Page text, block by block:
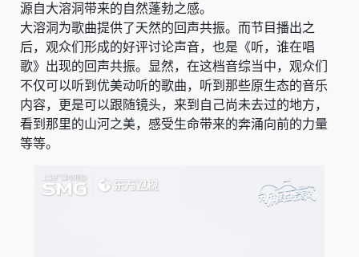
源自大溶洞带来的自然蓬勃之感。
大溶洞为歌曲提供了天然的回声共振。而节目播出之
后，观众们形成的好评讨论声音，也是《听，谁在唱
歌》出现的回声共振。显然，在这档音综当中，观众们
不仅可以听到优美动听的歌曲，听到那些原生态的音乐
内容，更是可以跟随镜头，来到自己尚未去过的地方，
看到那里的山河之美，感受生命带来的奔涌向前的力量
等等。